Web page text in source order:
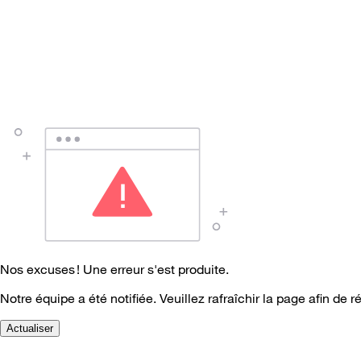
Nos excuses ! Une erreur s'est produite.
Notre équipe a été notifiée. Veuillez rafraîchir la page afin de
Actualiser